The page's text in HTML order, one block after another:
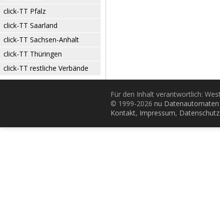
click-TT Pfalz
click-TT Saarland
click-TT Sachsen-Anhalt
click-TT Thüringen
click-TT restliche Verbände
Für den Inhalt verantwortlich:
© 1999-2026 nu
Kontakt, Impressum, Datenschutz